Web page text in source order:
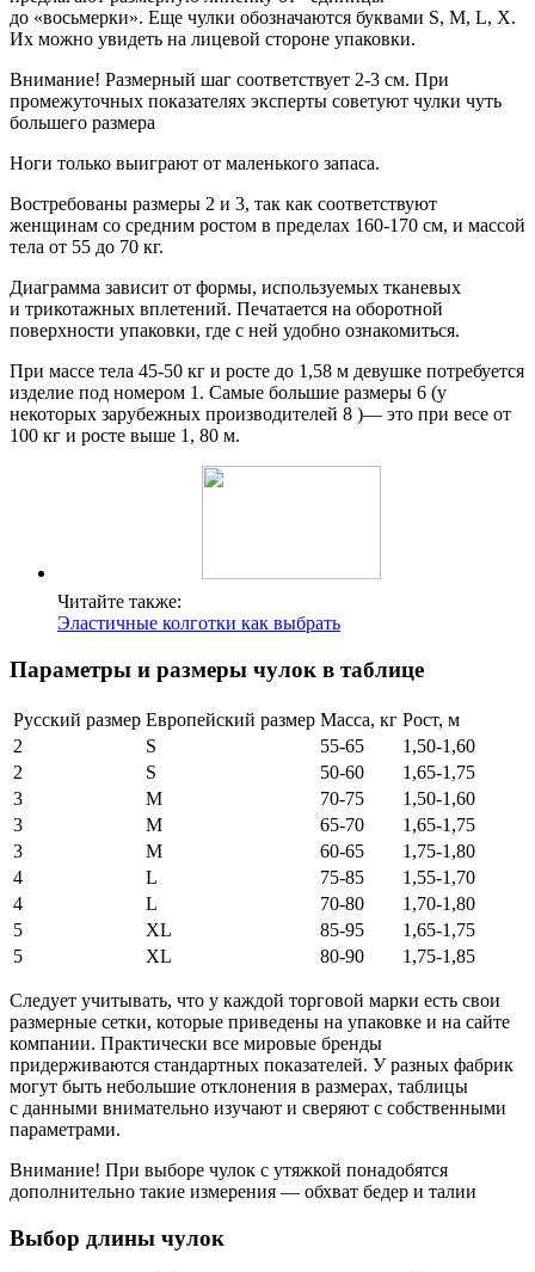
до «восьмерки». Еще чулки обозначаются буквами S, M, L, Х.
Их можно увидеть на лицевой стороне упаковки.
Внимание! Размерный шаг соответствует 2-3 см. При
промежуточных показателях эксперты советуют чулки чуть
большего размера
Ноги только выиграют от маленького запаса.
Востребованы размеры 2 и 3, так как соответствуют
женщинам со средним ростом в пределах 160-170 см, и массой
тела от 55 до 70 кг.
Диаграмма зависит от формы, используемых тканевых
и трикотажных вплетений. Печатается на оборотной
поверхности упаковки, где с ней удобно ознакомиться.
При массе тела 45-50 кг и росте до 1,58 м девушке потребуется
изделие под номером 1. Самые большие размеры 6 (у
некоторых зарубежных производителей 8 )— это при весе от
100 кг и росте выше 1, 80 м.
Читайте также:
Эластичные колготки как выбрать
Параметры и размеры чулок в таблице
Русский размер Европейский размер Масса, кг Рост, м
2
S 55-65
1,50-1,60
2
S 50-60
1,65-1,75
3
M 70-75
1,50-1,60
3
M 65-70
1,65-1,75
3
M 60-65
1,75-1,80
4
L 75-85
1,55-1,70
4
L 70-80
1,70-1,80
5
XL 85-95
1,65-1,75
5
XL 80-90 1,75-1,85
Следует учитывать, что у каждой торговой марки есть свои
размерные сетки, которые приведены на упаковке и на сайте
компании. Практически все мировые бренды
придерживаются стандартных показателей. У разных фабрик
могут быть небольшие отклонения в размерах, таблицы
с данными внимательно изучают и сверяют с собственными
параметрами.
Внимание! При выборе чулок с утяжкой понадобятся
дополнительно такие измерения — обхват бедер и талии
Выбор длины чулок